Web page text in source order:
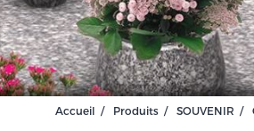
Accueil Produits SOUVENIR